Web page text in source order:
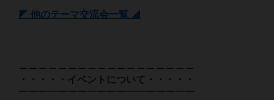
◤ 他のテーマ交流会一覧 ◢
・・・・・イベントについて・・・・・
￣￣￣￣￣￣￣￣￣￣￣￣￣￣￣￣￣￣